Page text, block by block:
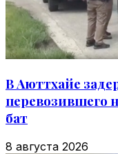
В Аюттхайе
перевозившего
бат
8 августа 2026